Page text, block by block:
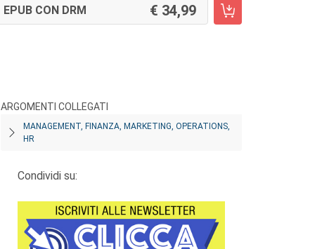
EPUB CON DRM 34,99
ARGOMENTI COLLEGATI
MANAGEMENT, FINANZA, MARKETING, OPERATIONS,
HR
Condividi su: